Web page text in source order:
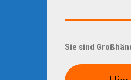
Sie sind